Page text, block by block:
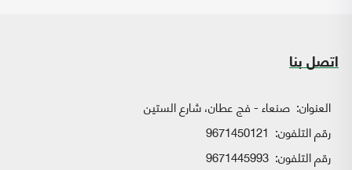
اتصل بنا
العنوان: صنعاء - فج عطان، شارع الستين
رقم التلفون: 9671450121
رقم التلفون: 9671445993